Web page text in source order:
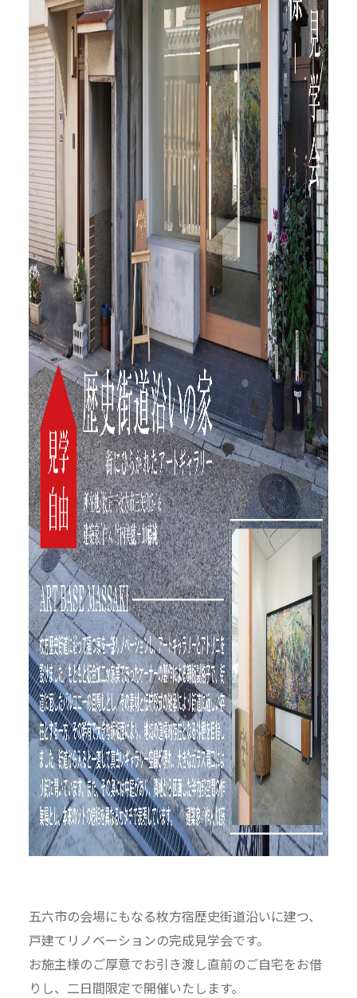
五六市の会場にもなる枚方宿歴史街道沿いに建つ、
戸建てリノベーションの完成見学会です。
お施主様のご厚意でお引き渡し直前のご自宅をお借
りし、二日間限定で開催いたします。